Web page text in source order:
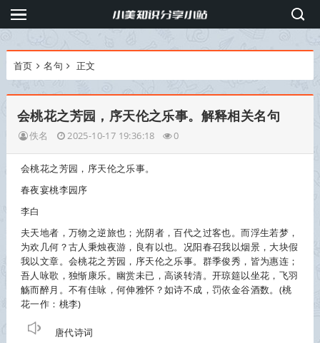
首页 名句 正文
会桃花之芳园，序天伦之乐事。解释相关名句
佚名 2025-10-17 19:36:18 0
会桃花之芳园，序天伦之乐事。
春夜宴桃李园序
李白
夫天地者，万物之逆旅也；光阴者，百代之过客也。而浮生若梦，
为欢几何？古人秉烛夜游，良有以也。况阳春召我以烟景，大块假
我以文章。会桃花之芳园，序天伦之乐事。群季俊秀，皆为惠连；
吾人咏歌，独惭康乐。幽赏未已，高谈转清。开琼筵以坐花，飞羽
觞而醉月。不有佳咏，何伸雅怀？如诗不成，罚依金谷酒数。(桃
花一作：桃李)
唐代诗词